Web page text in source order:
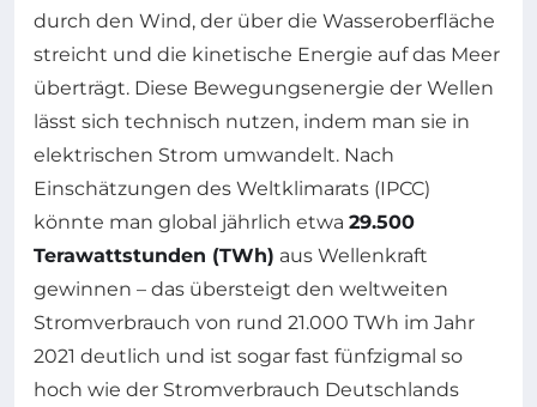
durch den Wind, der über die Wasseroberfläche
streicht und die kinetische Energie auf das Meer
überträgt. Diese Bewegungsenergie der Wellen
lässt sich technisch nutzen, indem man sie in
elektrischen Strom umwandelt. Nach
Einschätzungen des Weltklimarats (IPCC)
könnte man global jährlich etwa 29.500
Terawattstunden (TWh) aus Wellenkraft
gewinnen – das übersteigt den weltweiten
Stromverbrauch von rund 21.000 TWh im Jahr
2021 deutlich und ist sogar fast fünfzigmal so
hoch wie der Stromverbrauch Deutschlands